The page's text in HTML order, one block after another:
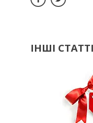
ІНШІ СТАТТІ